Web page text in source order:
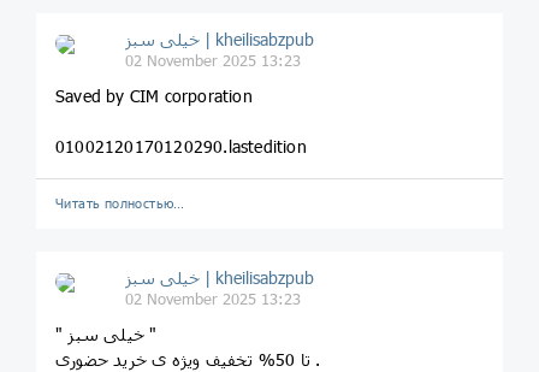
خیلی سبز | kheilisabzpub
02 November 2025 13:23
Saved by CIM corporation
01002120170120290.lastedition
Читать полностью…
خیلی سبز | kheilisabzpub
02 November 2025 13:23
" خیلی سبز "
تا 50% تخفیف ویژه ی خرید حضوری .